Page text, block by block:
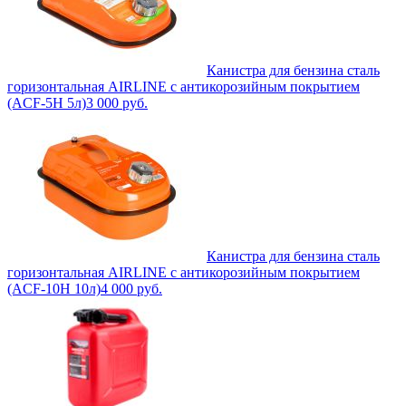
Канистра для бензина сталь
горизонтальная AIRLINE с антикорозийным покрытием
(ACF-5H 5л)3 000 руб.
Канистра для бензина сталь
горизонтальная AIRLINE с антикорозийным покрытием
(ACF-10H 10л)4 000 руб.